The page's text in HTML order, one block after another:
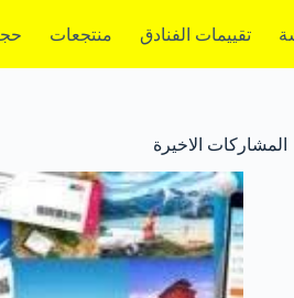
تقييمات الفنادق منتجعات
المشاركات الاخيرة